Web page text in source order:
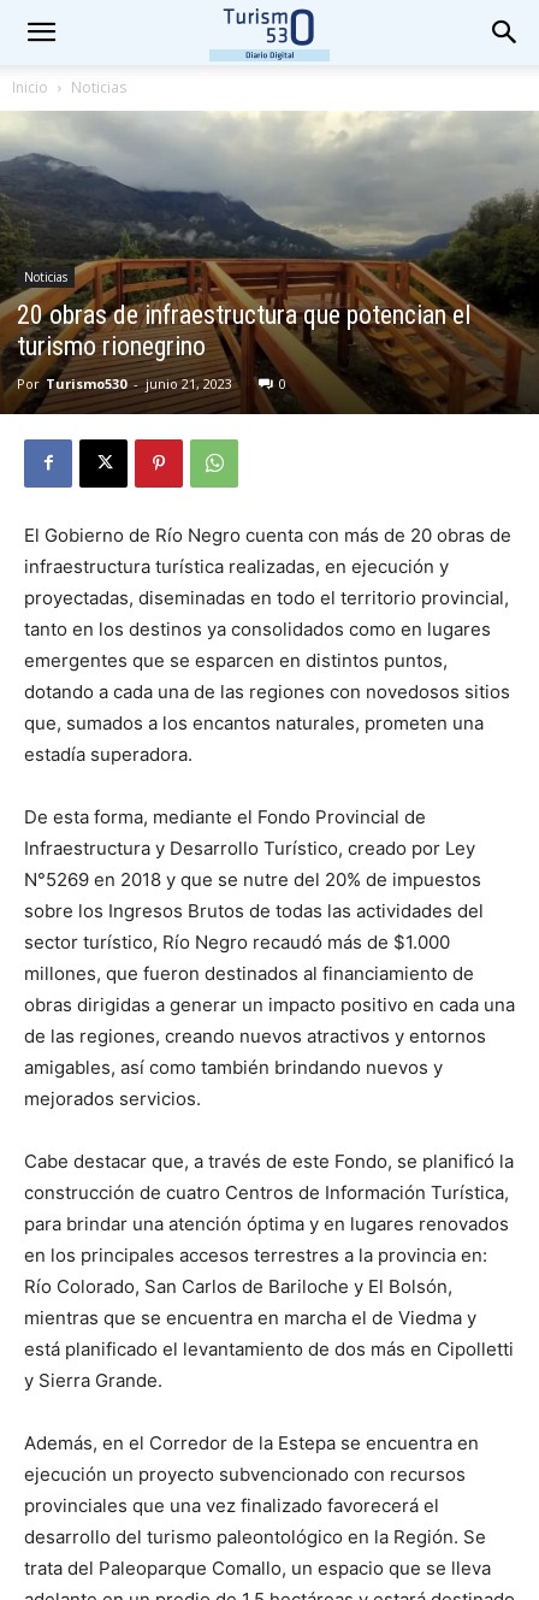
Inicio Noticias
Noticias
20 obras de infraestructura que potencian el
turismo rionegrino
Por Turismo530 - junio 21, 2023 0
El Gobierno de Río Negro cuenta con más de 20 obras de
infraestructura turística realizadas, en ejecución y
proyectadas, diseminadas en todo el territorio provincial,
tanto en los destinos ya consolidados como en lugares
emergentes que se esparcen en distintos puntos,
dotando a cada una de las regiones con novedosos sitios
que, sumados a los encantos naturales, prometen una
estadía superadora.
De esta forma, mediante el Fondo Provincial de
Infraestructura y Desarrollo Turístico, creado por Ley
N°5269 en 2018 y que se nutre del 20% de impuestos
sobre los Ingresos Brutos de todas las actividades del
sector turístico, Río Negro recaudó más de $1.000
millones, que fueron destinados al financiamiento de
obras dirigidas a generar un impacto positivo en cada una
de las regiones, creando nuevos atractivos y entornos
amigables, así como también brindando nuevos y
mejorados servicios.
Cabe destacar que, a través de este Fondo, se planificó la
construcción de cuatro Centros de Información Turística,
para brindar una atención óptima y en lugares renovados
en los principales accesos terrestres a la provincia en:
Río Colorado, San Carlos de Bariloche y El Bolsón,
mientras que se encuentra en marcha el de Viedma y
está planificado el levantamiento de dos más en Cipolletti
y Sierra Grande.
Además, en el Corredor de la Estepa se encuentra en
ejecución un proyecto subvencionado con recursos
provinciales que una vez finalizado favorecerá el
desarrollo del turismo paleontológico en la Región. Se
trata del Paleoparque Comallo, un espacio que se lleva